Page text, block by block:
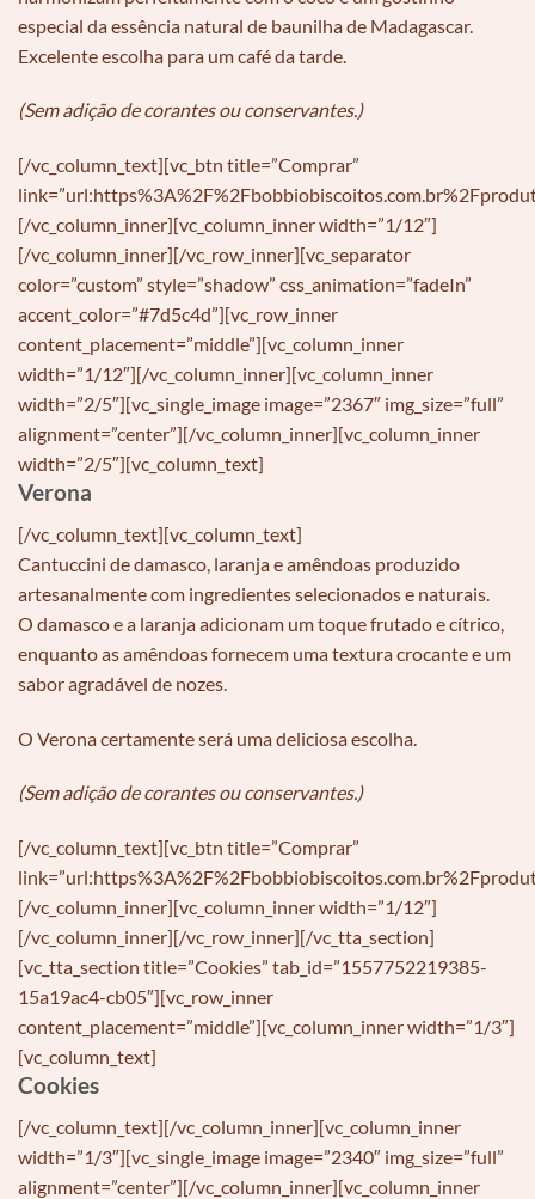
especial da essência natural de baunilha de Madagascar.
Excelente escolha para um café da tarde.
(Sem adição de corantes ou conservantes.)
[/vc_column_text][vc_btn title=”Comprar”
[/vc_column_inner][vc_column_inner width=”1/12″]
[/vc_column_inner][/vc_row_inner][vc_separator
color=”custom” style=”shadow” css_animation=”fadeIn”
accent_color=”#7d5c4d”][vc_row_inner
content_placement=”middle”][vc_column_inner
width=”1/12″][/vc_column_inner][vc_column_inner
width=”2/5″][vc_single_image image=”2367″ img_size=”full”
alignment=”center”][/vc_column_inner][vc_column_inner
width=”2/5″][vc_column_text]
Verona
[/vc_column_text][vc_column_text]
Cantuccini de damasco, laranja e amêndoas produzido
artesanalmente com ingredientes selecionados e naturais.
O damasco e a laranja adicionam um toque frutado e cítrico,
enquanto as amêndoas fornecem uma textura crocante e um
sabor agradável de nozes.
O Verona certamente será uma deliciosa escolha.
(Sem adição de corantes ou conservantes.)
[/vc_column_text][vc_btn title=”Comprar”
[/vc_column_inner][vc_column_inner width=”1/12″]
[/vc_column_inner][/vc_row_inner][/vc_tta_section]
[vc_tta_section title=”Cookies” tab_id=”1557752219385-
15a19ac4-cb05″][vc_row_inner
content_placement=”middle”][vc_column_inner width=”1/3″]
[vc_column_text]
Cookies
[/vc_column_text][/vc_column_inner][vc_column_inner
width=”1/3″][vc_single_image image=”2340″ img_size=”full”
alignment=”center”][/vc_column_inner][vc_column_inner